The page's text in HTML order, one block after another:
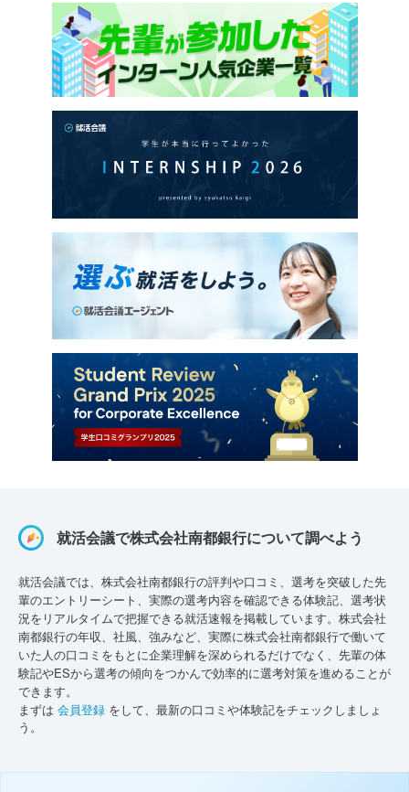
就活会議で株式会社南都銀行について調べよう
就活会議では、株式会社南都銀行の評判や口コミ、選考を突破した先
輩のエントリーシート、実際の選考内容を確認できる体験記、選考状
況をリアルタイムで把握できる就活速報を掲載しています。株式会社
南都銀行の年収、社風、強みなど、実際に株式会社南都銀行で働いて
いた人の口コミをもとに企業理解を深められるだけでなく、先輩の体
験記やESから選考の傾向をつかんで効率的に選考対策を進めることが
できます。
まずは 会員登録 をして、最新の口コミや体験記をチェックしましょ
う。